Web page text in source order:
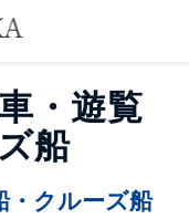
・遊覧
船
・クルーズ船